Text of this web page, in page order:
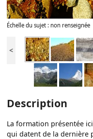
Échelle du sujet : non renseignée
<
Description
La formation présentée
qui datent de la dernière